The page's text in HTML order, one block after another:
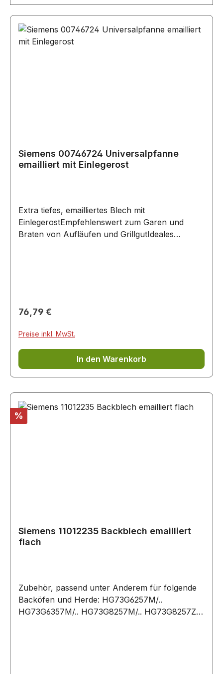
Siemens 00746724 Universalpfanne
emailliert mit Einlegerost
Extra tiefes, emailliertes Blech mit
EinlegerostEmpfehlenswert zum Garen und
Braten von Aufläufen und GrillgutIdeales
Regulärer Preis:
76,79 €
Preise inkl. MwSt.
In den Warenkorb
Rabatt
%
Siemens 11012235 Backblech emailliert
flach
Zubehör, passend unter Anderem für folgende
Backöfen und Herde: HG73G6257M/..
HG73G6357M/.. HG73G8257M/.. HG73G8257Z/..